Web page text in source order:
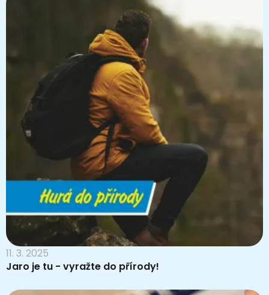
11. 3. 2025
Jaro je tu - vyražte do přírody!